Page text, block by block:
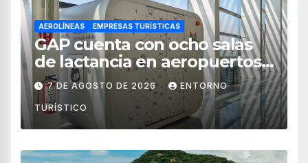
AEROLÍNEAS EMPRESAS TURÍSTICAS
GAP cuenta con ocho salas
de lactancia en aeropuertos
de México
7 DE AGOSTO DE 2026 ENTORNO
TURÍSTICO